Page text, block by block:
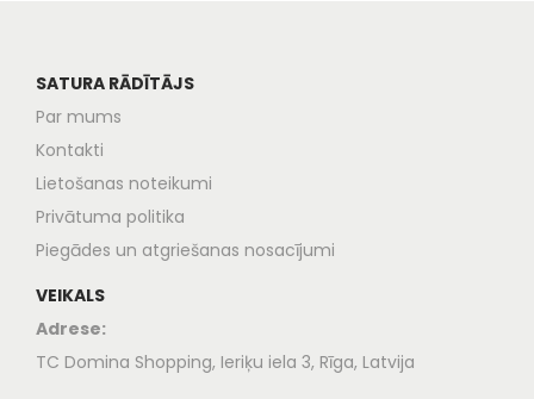
SATURA RĀDĪTĀJS
Par mums
Kontakti
Lietošanas noteikumi
Privātuma politika
Piegādes un atgriešanas nosacījumi
VEIKALS
Adrese:
TC Domina Shopping, Ieriķu iela 3, Rīga, Latvija